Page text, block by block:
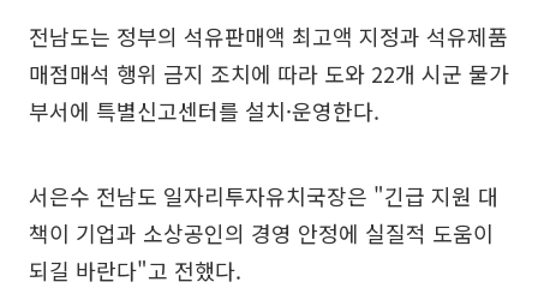
전남도는 정부의 석유판매액 최고액 지정과 석유제품
매점매석 행위 금지 조치에 따라 도와 22개 시군 물가
부서에 특별신고센터를 설치·운영한다.
서은수 전남도 일자리투자유치국장은 "긴급 지원 대
책이 기업과 소상공인의 경영 안정에 실질적 도움이
되길 바란다"고 전했다.